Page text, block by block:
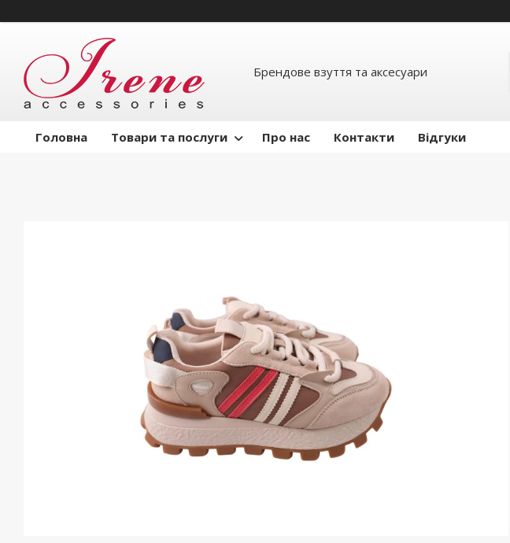
Брендове взуття та аксесуари
Головна Товари та послуги Про нас Контакти Відгуки